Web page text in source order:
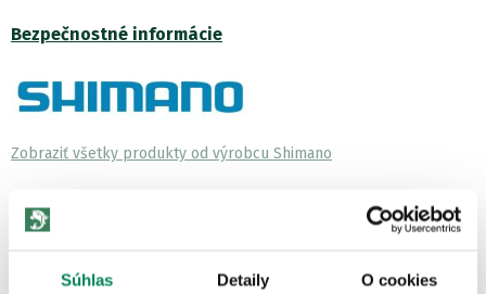
Súhlas Detaily O cookies
Bezpečnostné informácie
Zobraziť všetky produkty od výrobcu Shimano
POPIS PRODUKTU
partnerstvu so značkou...